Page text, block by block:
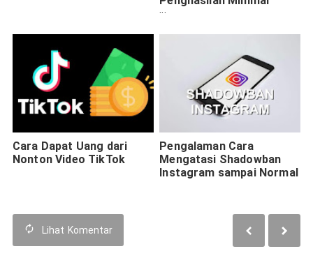
GOJEK
Cara Dapat Uang dari
Nonton Video TikTok
Pengalaman Cara
Mengatasi Shadowban
Instagram sampai Normal
Lihat Komentar